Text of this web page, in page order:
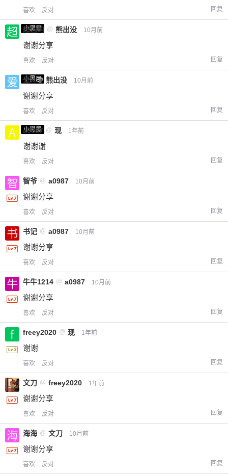
喜欢 反对 回复
小黑屋
超凶的 @ 熊出没 10月前
谢谢分享
喜欢 反对 回复
小黑屋
爱X @ 熊出没 10月前
谢谢分享
喜欢 反对 回复
小黑屋
a0987 @ 现 1年前
谢谢谢
喜欢 反对 回复
智爷 @ a0987 10月前
谢谢分享
喜欢 反对 回复
书记 @ a0987 10月前
谢谢分享
喜欢 反对 回复
牛牛1214 @ a0987 10月前
谢谢分享
喜欢 反对 回复
freey2020 @ 现 1年前
谢谢
喜欢 反对 回复
文刀 @ freey2020 1年前
谢谢分享
喜欢 反对 回复
海海 @ 文刀 10月前
谢谢分享
喜欢 反对 回复